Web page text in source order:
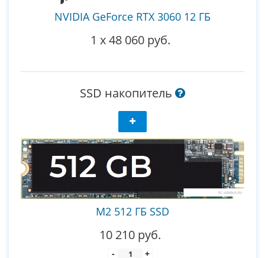
NVIDIA GeForce RTX 3060 12 ГБ
1 x48 060 руб.
SSD накопитель
M2 512 ГБ SSD
10 210 руб.
- +